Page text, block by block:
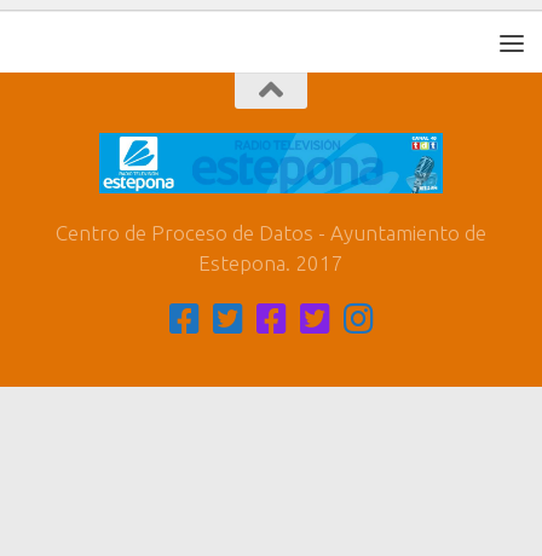
Centro de Proceso de Datos - Ayuntamiento de
Estepona. 2017